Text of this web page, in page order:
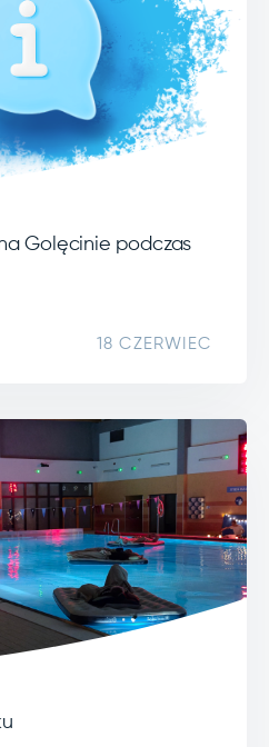
Golęcinie podczas
18 CZERWIEC